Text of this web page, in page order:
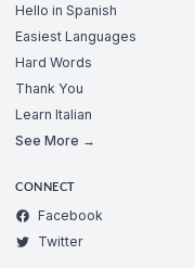
Hello in Spanish
Easiest Languages
Hard Words
Thank You
Learn Italian
See More →
CONNECT
Facebook
Twitter